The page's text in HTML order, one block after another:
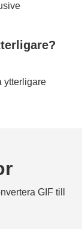
ytterligare
GIF till